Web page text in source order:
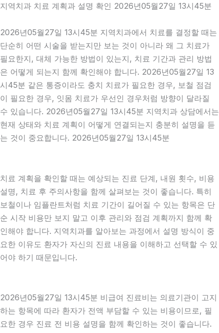
지역치과 치료 계획과 설명 확인 2026년05월27일 13시45분
2026년05월27일 13시45분 지역치과에서 치료를 결정할 때는
단순히 어떤 시술을 받는지만 보는 것이 아니라 왜 그 치료가
필요한지, 대체 가능한 방법이 있는지, 치료 기간과 관리 방법
은 어떻게 되는지 함께 확인해야 합니다. 2026년05월27일 13
시45분 같은 통증이라도 충치 치료가 필요한 경우, 보철 점검
이 필요한 경우, 잇몸 치료가 우선인 경우처럼 방향이 달라질
수 있습니다. 2026년05월27일 13시45분 지역치과 상담에서는
현재 상태와 치료 계획이 어떻게 연결되는지 충분히 설명을 듣
는 것이 중요합니다. 2026년05월27일 13시45분
치료 계획을 확인할 때는 예상되는 진료 단계, 내원 횟수, 비용
설명, 치료 후 주의사항을 함께 살펴보는 것이 좋습니다. 특히
보철이나 임플란트처럼 치료 기간이 길어질 수 있는 항목은 단
순 시작 비용만 보지 말고 이후 관리와 점검 계획까지 함께 확
인해야 합니다. 지역치과를 알아보는 과정에서 설명 방식이 중
요한 이유도 환자가 자신의 진료 내용을 이해하고 선택할 수 있
어야 하기 때문입니다.
2026년05월27일 13시45분 비급여 진료비는 의료기관이 고지
하는 항목에 따라 환자가 전액 부담할 수 있는 비용이므로, 필
요한 경우 진료 전 비용 설명을 함께 확인하는 것이 좋습니다.